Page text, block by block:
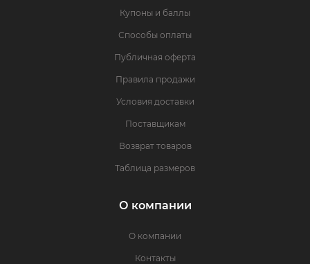
Купоны и баллы
Способы оплаты
Публичная оферта
Правила продажи
Условия доставки
Поставщикам
Возврат товаров
Таблица размеров
О компании
О компании
Контакты